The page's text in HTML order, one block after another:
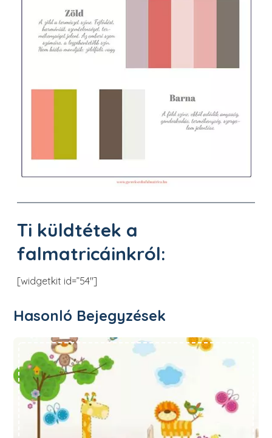
Ti küldtétek a
falmatricáinkról:
[widgetkit id=”54″]
Hasonló Bejegyzések